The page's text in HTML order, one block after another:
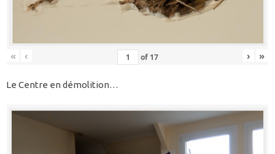
« ‹ of 17 › »
Le Centre en démolition…